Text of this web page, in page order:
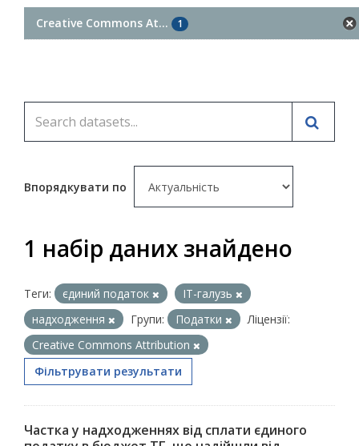
Creative Commons At... 1
Впорядкувати по
1 набір даних знайдено
Теги: єдиний податок
ІТ-галузь
надходження
Групи: Податки
Ліцензії:
Creative Commons Attribution
Фільтрувати результати
Частка у надходженнях від сплати єдиного